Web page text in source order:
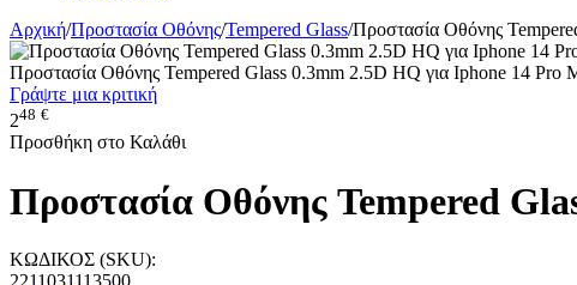
Αρχική/Προστασία Οθόνης/Tempered Glass/Προστασία Οθόνης
Προστασία Οθόνης Tempered Glass 0.3mm 2.5D HQ για Iphone 14 Pro
Γράψτε μια κριτική
248 €
Προσθήκη στο Καλάθι
Προστασία Οθόνης Tempered
ΚΩΔΙΚΟΣ (SKU):
2211031113500